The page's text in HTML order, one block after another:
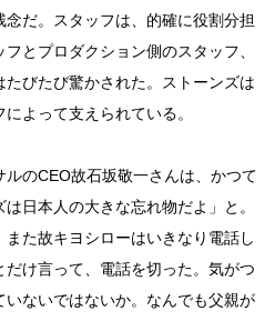
だ。スタッフは、的確に役割分担
とプロダクション側のスタッフ、
びたび驚かされた。ストーンズは
よって支えられている。
のCEO故石坂敬一さんは、かつて
日本人の大きな忘れ物だよ」と。
た故キヨシローはいきなり電話し
け言って、電話を切った。気がつ
いないではないか。なんでも父親が